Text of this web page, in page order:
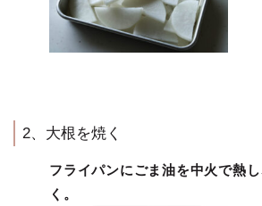
2、大根を焼く
フライパンにごま油を中火で熱
く。